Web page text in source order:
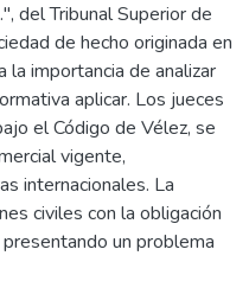
del Tribunal Superior de
de hecho originada en
la importancia de analizar
aplicar. Los jueces
el Código de Vélez, se
vigente,
internacionales. La
civiles con la obligación
un problema